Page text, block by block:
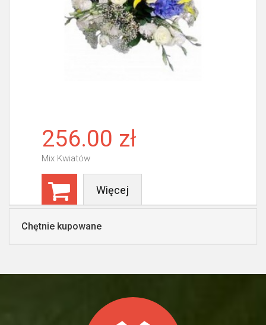
256.00 zł
Mix Kwiatów
Więcej
Chętnie kupowane